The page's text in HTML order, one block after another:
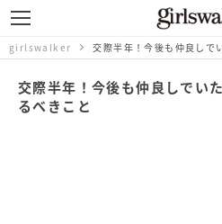
girlswalker 交際半年！今後も仲良しで
交際半年！今後も仲良しでい
るべきこと